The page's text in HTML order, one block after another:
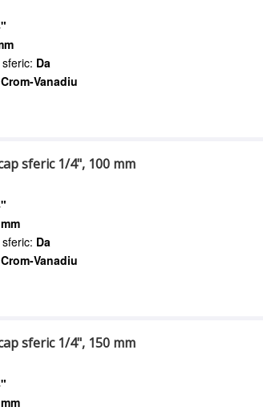
Da
Vanadiu
sferic 1/4", 100 mm
Da
Vanadiu
sferic 1/4", 150 mm